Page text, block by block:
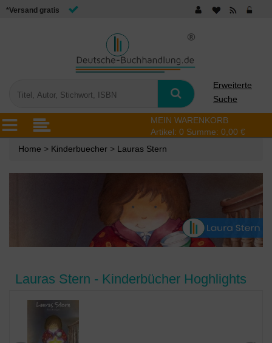
*Versand gratis
Erweiterte
Suche
MEIN WARENKORB
Artikel: 0 Summe: 0,00 €
Home > Kinderbuecher > Lauras Stern
Lauras Stern - Kinderbücher Hoghlights